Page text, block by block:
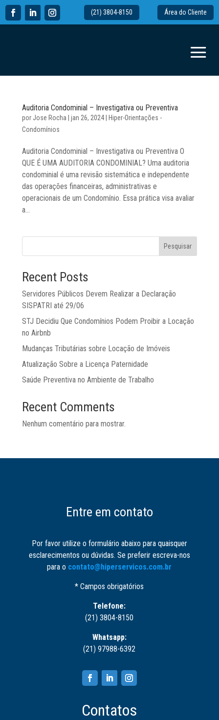
(21) 3804-8150 Área do Cliente
Auditoria Condominial – Investigativa ou Preventiva
por Jose Rocha jan 26, 2024|
Hiper-Orientações -
Condomínios
Auditoria Condominial – Investigativa ou Preventiva O
QUE É UMA AUDITORIA CONDOMINIAL? Uma auditoria
condominial é uma revisão sistemática e independente
das operações financeiras, administrativas e
operacionais de um Condomínio. Essa prática visa avaliar
a...
Pesquisar
Recent Posts
Servidores Públicos Devem Realizar a Declaração
SISPATRI até 29/06
STJ Decidiu Que Condomínios Podem Proibir a Locação
no Airbnb
Mudanças Tributárias sobre Locação de Imóveis
Atualização Sobre a Licença Paternidade
Saúde Preventiva no Ambiente de Trabalho
Recent Comments
Nenhum comentário para mostrar.
Entre em contato
Por favor utilize o formulário abaixo para quaisquer
esclarecimentos ou dúvidas. Se preferir escreva-nos
para o contato@hiperservicos.com.br
* Campos obrigatórios
Telefone:
(21) 3804-8150
Whatsapp:
(21) 97988-6392
Contatos